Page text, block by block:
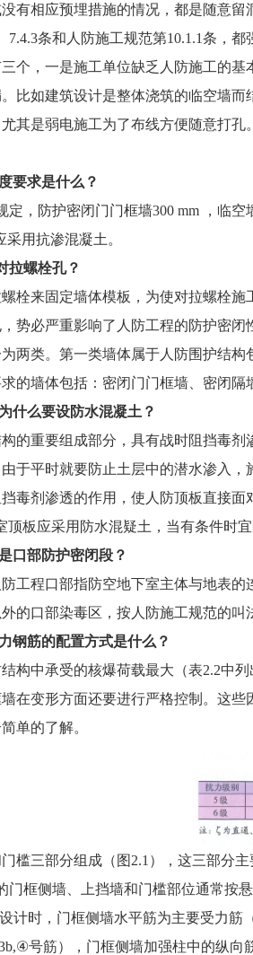
有相应预埋措施的情况，都是随意留
7.4.3条和人防施工规范第10.1.1条
个，一是施工单位缺乏人防施工的
比如建筑设计是整体浇筑的临空墙
其是弱电施工为了布线方便随意打
要求是什么？
，防护密闭门门框墙300 mm ，临
用抗渗混凝土。
拉螺栓孔？
栓来固定墙体模板，为使对拉螺栓
势必严重影响了人防工程的防护密闭
两类。第一类墙体属于人防围护结
的墙体包括：密闭门门框墙、密闭隔
什么要设防水混凝土？
的重要组成部分，具有战时阻挡毒
于平时就要防止土层中的潜水渗入
毒剂渗透的作用，使人防顶板直接
顶板应采用防水混疑土，当有条件时
口部防护密闭段？
工程口部指防空地下室主体与地表
的口部染毒区，按人防施工规范的叫
钢筋的配置方式是什么？
构中承受的核爆荷载最大（表2.2中
在变形方面还要进行严格控制。这
单的了解。
槛三部分组成（图2.1），这三部分
门框侧墙、上挡墙和门槛部位通常
计时，门框侧墙水平筋为主要受力
号筋），门框侧墙加强柱中的纵向